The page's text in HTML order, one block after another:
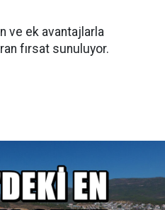
ve ek avantajlarla
fırsat sunuluyor.